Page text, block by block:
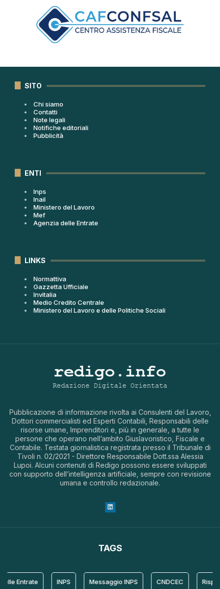
SITO
Chi siamo
Contatti
Note legali
Notifiche editoriali
Pubblicità
ENTI
Inps
Inail
Ministero del Lavoro
Mef
Agenzia delle Entrate
LINKS
Normattiva
Gazzetta Ufficiale
Invitalia
Medio Credito Centrale
Ministero del Lavoro e delle Politiche Sociali
Pubblicazione di informazione rivolta ai Consulenti del Lavoro,
Dottori commercialisti ed Esperti Contabili, Responsabili delle
risorse umane, Imprenditori e, più in generale, a tutte le
persone che operano nell’ambito Giuslavoristico, Fiscale e
Contabile. Testata giornalistica registrata presso il Tribunale di
Tivoli n. 02/2021 - Direttore Responsabile Dott.ssa Alessia
Lupoi. Alcuni contenuti di Redigo possono essere sviluppati
con supporto dell’intelligenza artificiale, sempre con revisione
umana e controllo redazionale.
TAGS
Entrate INPS Messaggio INPS CNDCEC